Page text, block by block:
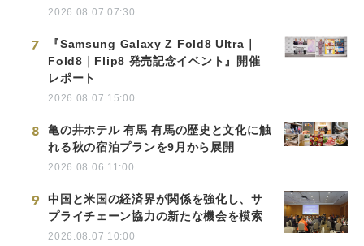
2026.08.07 07:30
7
『Samsung Galaxy Z Fold8 Ultra｜
Fold8｜Flip8 発売記念イベント』開催
レポート
2026.08.07 15:00
8
亀の井ホテル 有馬 有馬の歴史と文化に触
れる秋の宿泊プランを9月から展開
2026.08.06 11:00
9
中国と米国の経済界が関係を強化し、サ
プライチェーン協力の新たな機会を模索
2026.08.07 10:00